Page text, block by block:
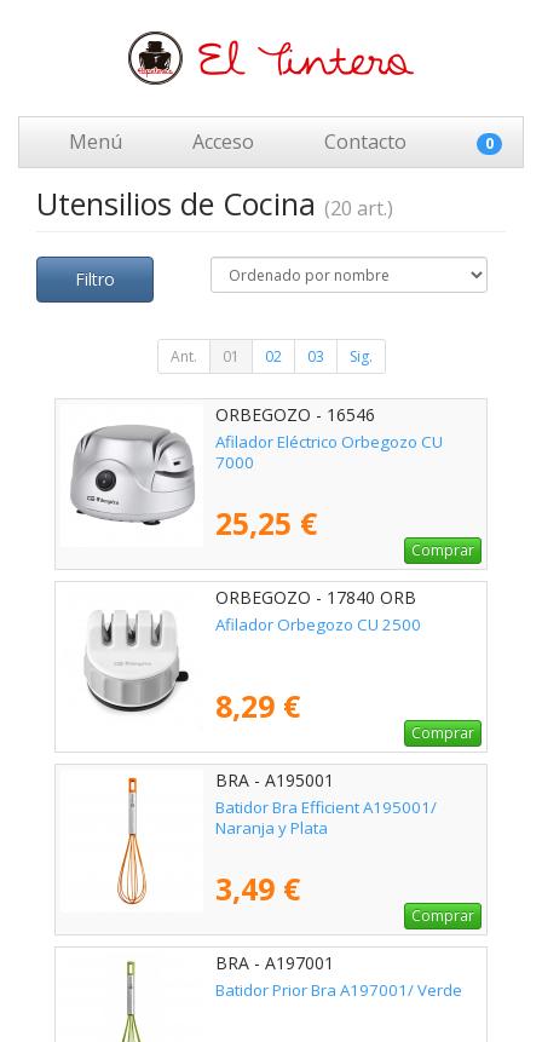
Menú Acceso Contacto 0
Utensilios de Cocina (20 art.)
Filtro
Ant. 01 02 03 Sig.
ORBEGOZO - 16546
Afilador Eléctrico Orbegozo CU
7000
25,25 €
Comprar
ORBEGOZO - 17840 ORB
Afilador Orbegozo CU 2500
8,29 €
Comprar
BRA - A195001
Batidor Bra Efficient A195001/
Naranja y Plata
3,49 €
Comprar
BRA - A197001
Batidor Prior Bra A197001/ Verde